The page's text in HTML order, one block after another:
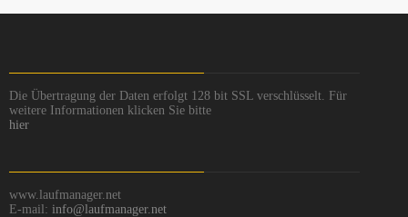
Die Übertragung der Daten erfolgt 128 bit SSL verschlüsselt. Für
weitere Informationen klicken Sie bitte
hier
www.laufmanager.net
E-mail: info@laufmanager.net